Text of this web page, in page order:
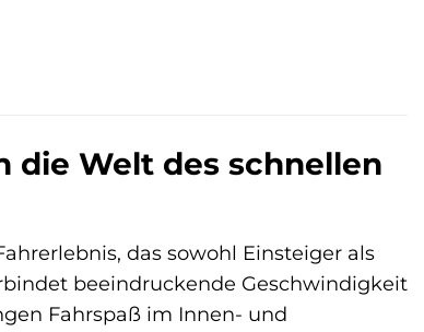
die Welt des schnellen
das sowohl Einsteiger als
beeindruckende Geschwindigkeit
Fahrspaß im Innen- und